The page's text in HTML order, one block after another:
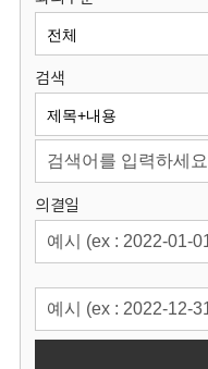
원
회
검색
의결일